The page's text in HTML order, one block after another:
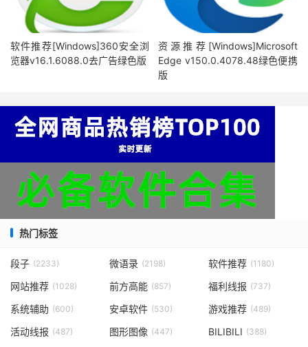
软件推荐[Windows]360安全浏
览器v16.1.6088.0去广告绿色版
资源推荐[Windows]Microsoft
Edge v150.0.4078.48绿色便携
版
热门标签
段子 (2233) 微语录 (2198) 软件推荐 (1180)
网站推荐 (1028) 前方高能 (857) 福利线报 (737)
系统辅助 (600) 安卓软件 (530) 游戏推荐 (489)
活动线报 (487) 图形图像 (447) BILIBILI (388)